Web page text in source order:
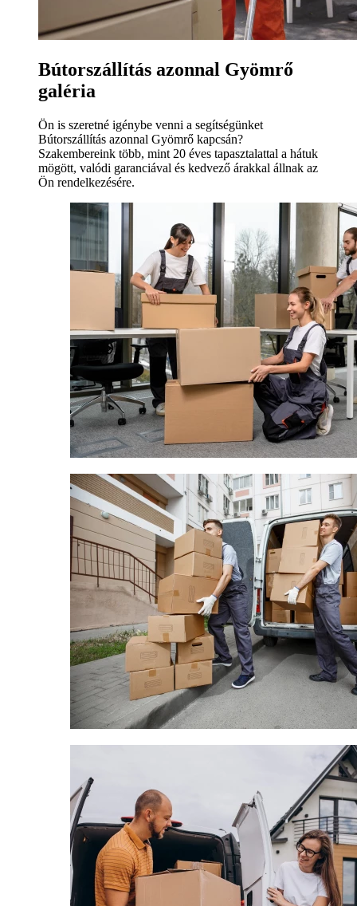
Bútorszállítás azonnal Gyömrő
galéria
Ön is szeretné igénybe venni a segítségünket
Bútorszállítás azonnal Gyömrő kapcsán?
Szakembereink több, mint 20 éves tapasztalattal a hátuk
mögött, valódi garanciával és kedvező árakkal állnak az
Ön rendelkezésére.